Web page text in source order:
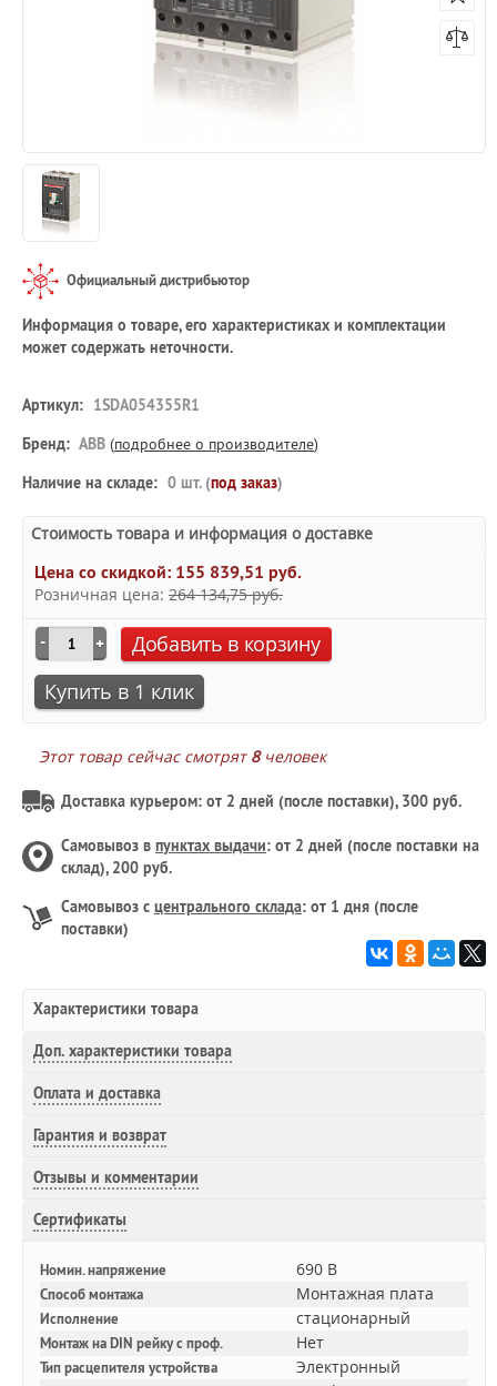
Официальный дистрибьютор
Информация о товаре, его характеристиках и комплектации
может содержать неточности.
Артикул: 1SDA054355R1
Бренд: ABB (подробнее о производителе)
Наличие на складе: 0 шт. (под заказ)
Стоимость товара и информация о доставке
Цена со скидкой: 155 839,51 руб.
Розничная цена: 264 134,75 руб.
Добавить в корзину
Купить в 1 клик
Этот товар сейчас смотрят 8человек
Доставка курьером: от 2 дней (после поставки), 300 руб.
Самовывоз в пунктах выдачи: от 2 дней (после поставки на
склад), 200 руб.
Самовывоз с центрального склада: от 1 дня (после
поставки)
Характеристики товара
Доп. характеристики товара
Оплата и доставка
Гарантия и возврат
Отзывы и комментарии
Сертификаты
Номин. напряжение 690 В
Способ монтажа Монтажная плата
Исполнение стационарный
Монтаж на DIN рейку с проф. Нет
Тип расцепителя устройства Электронный